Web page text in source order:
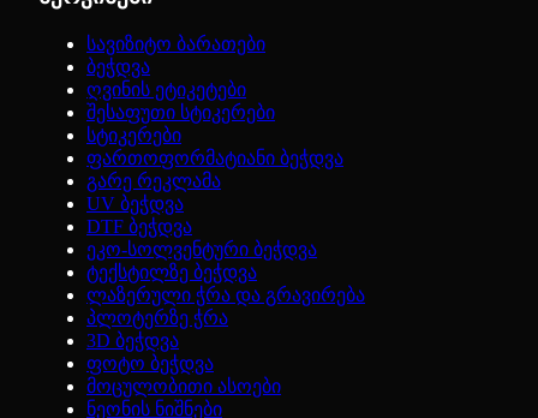
სავიზიტო ბარათები
ბეჭდვა
ღვინის ეტიკეტები
შესაფუთი სტიკერები
სტიკერები
ფართოფორმატიანი ბეჭდვა
გარე რეკლამა
UV ბეჭდვა
DTF ბეჭდვა
ეკო-სოლვენტური ბეჭდვა
ტექსტილზე ბეჭდვა
ლაზერული ჭრა და გრავირება
პლოტერზე ჭრა
3D ბეჭდვა
ფოტო ბეჭდვა
მოცულობითი ასოები
ნეონის ნიშნები